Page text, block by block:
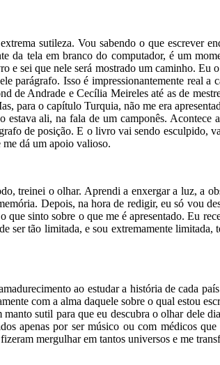
sutileza. Vou sabendo o que escrever
tela em branco do computador, é um
sei que nele será mostrado um caminho.
parágrafo. Isso é impressionantemente real a
de Andrade e Cecília Meireles até as de
para o capítulo Turquia, não me era
ali, na fala de um camponês. Acontece
de posição. E o livro vai sendo esculpido,
me dá um apoio valioso.
treinei o olhar. Aprendi a enxergar a luz, a
Depois, na hora de redigir, eu só vou
sinto sobre o que me é apresentado. Eu
ser tão limitada, e sou extremamente
ao estudar a história de cada
com a alma daquele sobre o qual estou
sutil para que eu descubra o olhar dele
apenas por ser músico ou com médicos
mergulhar em tantos universos e me